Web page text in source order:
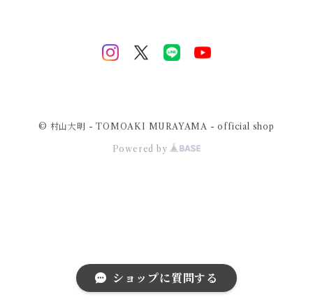
© 村山大明 - TOMOAKI MURAYAMA - official shop
Powered by
ショップに質問する